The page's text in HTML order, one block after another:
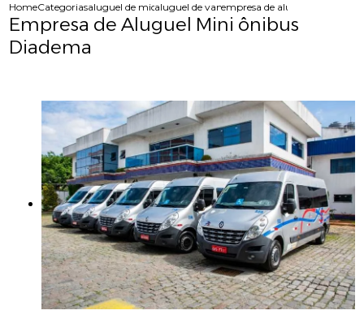
HomeCategoriasaluguel de micro onibusaluguel de vans e microonibus
empresa de aluguel mini
Empresa de Aluguel Mini ônibus
Diadema